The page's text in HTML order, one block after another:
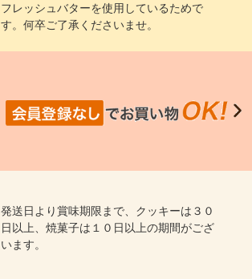
フレッシュバターを使用しているためで
す。何卒ご了承くださいませ。
発送日より賞味期限まで、クッキーは３０
日以上、焼菓子は１０日以上の期間がござ
います。